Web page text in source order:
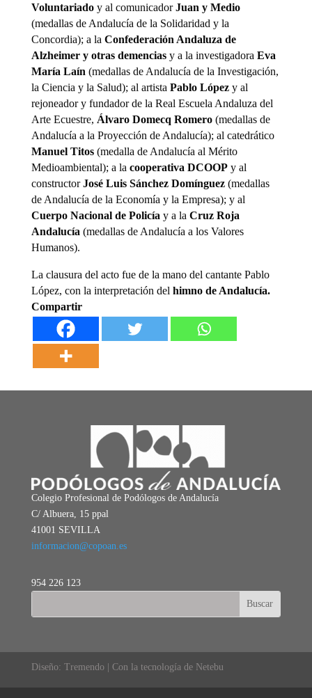
Voluntariadoy al comunicadorJuan y Medio
(medallas de Andalucía de la Solidaridad y la
Concordia); a la Confederación Andaluza de
Alzheimer y otras demenciasy a la investigadora Eva
María Laín (medallas de Andalucía de la Investigación,
la Ciencia y la Salud); al artista Pablo Lópezy al
rejoneador y fundador de la Real Escuela Andaluza del
Arte Ecuestre, Álvaro Domecq Romero(medallas de
Andalucía a la Proyección de Andalucía); al catedrático
Manuel Titos(medalla de Andalucía al Mérito
Medioambiental); a la cooperativa DCOOPy al
constructorJosé Luis Sánchez Domínguez(medallas
de Andalucía de la Economía y la Empresa); y al
Cuerpo Nacional de Policía y a la Cruz Roja
Andalucía (medallas de Andalucía a los Valores
Humanos).
La clausura del acto fue de la mano del cantante Pablo
López, con la interpretación del himno de Andalucía.
Compartir
Colegio Profesional de Podólogos de Andalucía
C/ Albuera, 15 ppal
41001 SEVILLA
informacion@copoan.es
954 226 123
Diseño: Tremendo | Con la tecnología de Netebu